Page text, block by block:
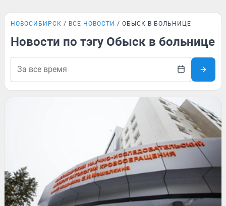
НОВОСИБИРСК ВСЕ НОВОСТИ ОБЫСК В БОЛЬНИЦЕ
Новости по тэгу Обыск в больнице